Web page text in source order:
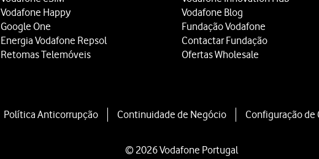
Vodafone Happy
Google One
Energia Vodafone Repsol
Retomas Telemóveis
Vodafone Blog
Fundação Vodafone
Contactar Fundação
Ofertas Wholesale
Política Anticorrupção Continuidade de Negócio Configuração de
© 2026 Vodafone Portugal